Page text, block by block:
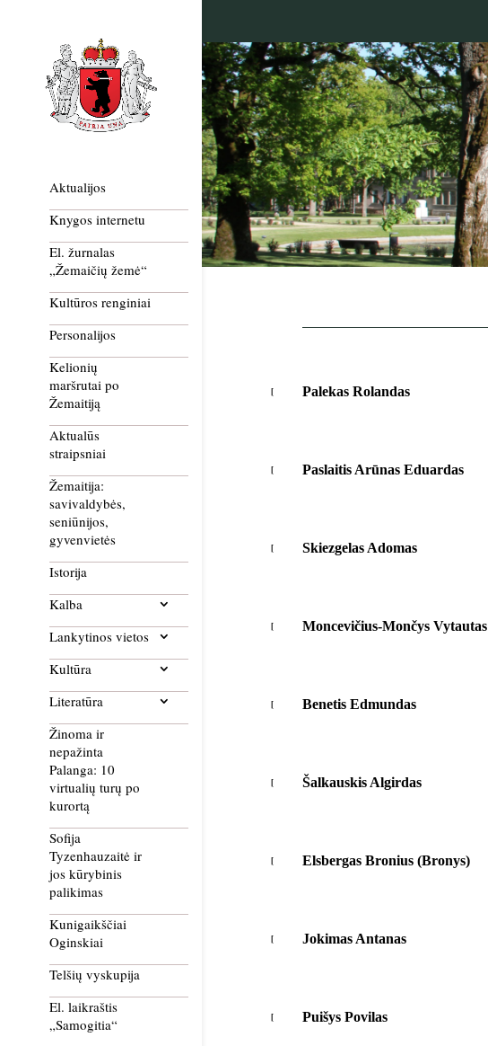
Aktualijos
Knygos internetu
El. žurnalas
„Žemaičių žemė“
Kultūros renginiai
Personalijos
Kelionių
maršrutai po
Žemaitiją
Aktualūs
straipsniai
Žemaitija:
savivaldybės,
seniūnijos,
gyvenvietės
Istorija
Kalba
Lankytinos vietos
Kultūra
Literatūra
Žinoma ir
nepažinta
Palanga: 10
virtualių turų po
kurortą
Sofija
Tyzenhauzaitė ir
jos kūrybinis
palikimas
Kunigaikščiai
Oginskiai
Telšių vyskupija
El. laikraštis
„Samogitia“
Palekas Rolandas
Paslaitis Arūnas Eduardas
Skiezgelas Adomas
Moncevičius-Mončys Vytautas
Benetis Edmundas
Šalkauskis Algirdas
Elsbergas Bronius (Bronys)
Jokimas Antanas
Puišys Povilas